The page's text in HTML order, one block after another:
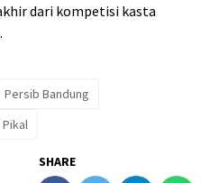
dari kompetisi kasta
Persib Bandung
SHARE